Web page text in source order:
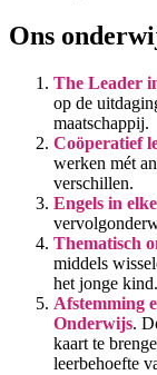
Ons
The Leader
op de
maatschappij.
Coöperatief
werken mét
verschillen.
Engels in
Thematisch
middels
het jonge kind.
Afstemming
Onderwijs.
kaart te
leerbehoefte